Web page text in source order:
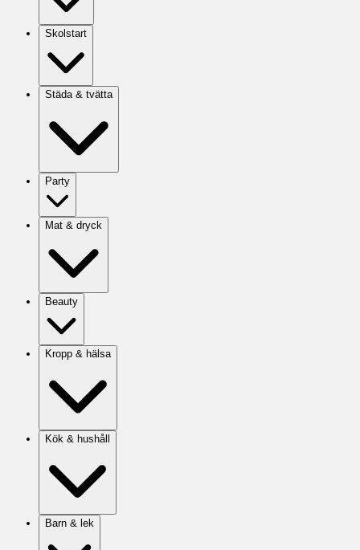
Skolstart
Städa & tvätta
Party
Mat & dryck
Beauty
Kropp & hälsa
Kök & hushåll
Barn & lek